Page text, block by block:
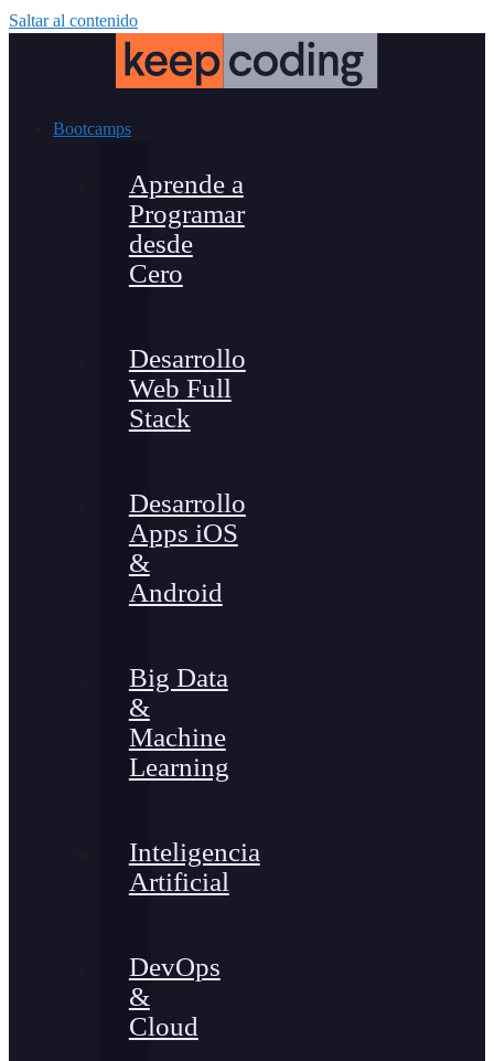
Saltar al contenido
Bootcamps
Aprende a
Programar
desde
Cero
Desarrollo
Web Full
Stack
Desarrollo
Apps iOS
&
Android
Big Data
&
Machine
Learning
Inteligencia
Artificial
DevOps
&
Cloud